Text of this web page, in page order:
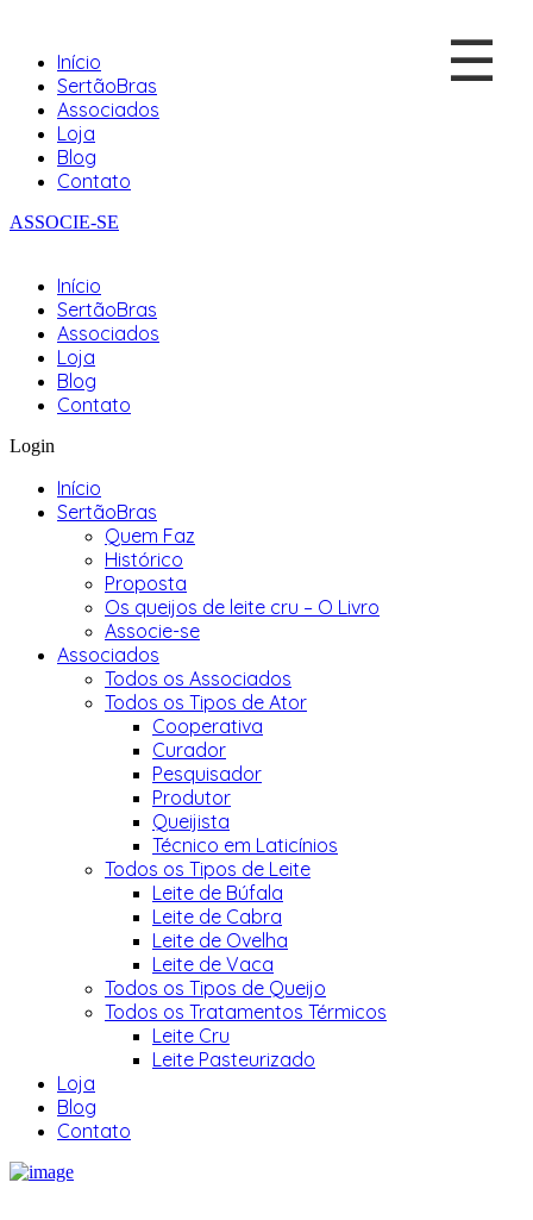
Início
SertãoBras
Associados
Loja
Blog
Contato
ASSOCIE-SE
Início
SertãoBras
Associados
Loja
Blog
Contato
☰
Login
Início
SertãoBras
Quem Faz
Histórico
Proposta
Os queijos de leite cru – O Livro
Associe-se
Associados
Todos os Associados
Todos os Tipos de Ator
Cooperativa
Curador
Pesquisador
Produtor
Queijista
Técnico em Laticínios
Todos os Tipos de Leite
Leite de Búfala
Leite de Cabra
Leite de Ovelha
Leite de Vaca
Todos os Tipos de Queijo
Todos os Tratamentos Térmicos
Leite Cru
Leite Pasteurizado
Loja
Blog
Contato